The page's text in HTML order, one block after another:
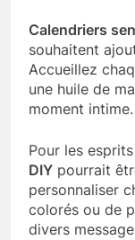
Calendriers
souhaitent
Accueillez
une huile de
moment intime.
Pour les
DIY pourrait
personnaliser
colorés ou de
divers